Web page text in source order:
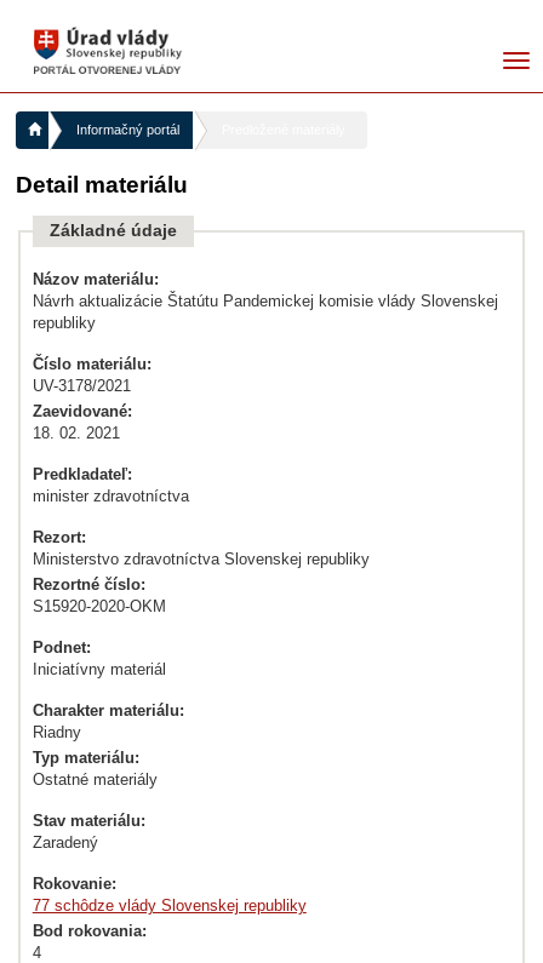
Informačný portál
Detail materiálu
Základné údaje
Názov materiálu:
Návrh aktualizácie Štatútu Pandemickej komisie vlády Slovenskej
republiky
Číslo materiálu:
UV-3178/2021
Zaevidované:
18. 02. 2021
Predkladateľ:
minister zdravotníctva
Rezort:
Ministerstvo zdravotníctva Slovenskej republiky
Rezortné číslo:
S15920-2020-OKM
Podnet:
Iniciatívny materiál
Charakter materiálu:
Riadny
Typ materiálu:
Ostatné materiály
Stav materiálu:
Zaradený
Rokovanie:
77 schôdze vlády Slovenskej republiky
Bod rokovania:
4